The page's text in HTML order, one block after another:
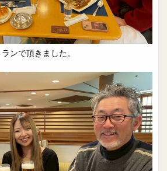
ンで頂きました。